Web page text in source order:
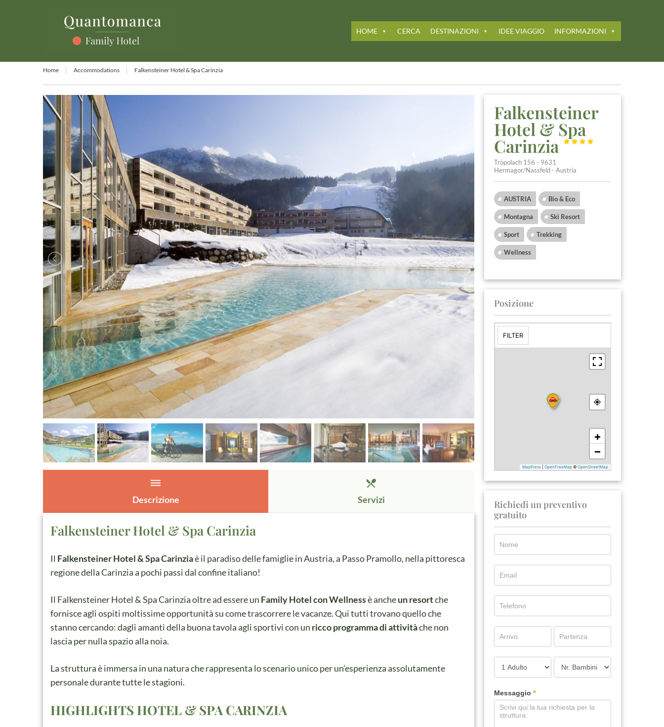
HOME CERCA DESTINAZIONI IDEE VIAGGIO INFORMAZIONI
Home Accommodations Falkensteiner Hotel & Spa Carinzia
dehaze
Descrizione
restaurant_menu
Servizi
Falkensteiner Hotel & Spa Carinzia
Il Falkensteiner Hotel & Spa Carinziaè il paradiso delle famiglie in Austria, a Passo Pramollo, nella pittoresca
regione della Carinzia a pochi passi dal confine italiano!
Il Falkensteiner Hotel & Spa Carinzia oltre ad essere un Family Hotel con Wellnessè ancheun resortche
fornisce agli ospiti moltissime opportunità su come trascorrere le vacanze. Qui tutti trovano quello che
stanno cercando: dagli amanti della buona tavola agli sportivi con un ricco programma di attivitàche non
lascia per nulla spazio alla noia.
La struttura è immersa in una natura che rappresenta lo scenario unico per un’esperienza assolutamente
personale durante tutte le stagioni.
HIGHLIGHTS HOTEL & SPA CARINZIA
Falkensteiner
Hotel & Spa
Carinzia 



Tröpolach 156 - 9631
Hermagor/Nassfeld - Austria
AUSTRIA Bio & Eco
Montagna Ski Resort
Sport Trekking
Wellness
Posizione
Richiedi un preventivo
gratuito
Messaggio *